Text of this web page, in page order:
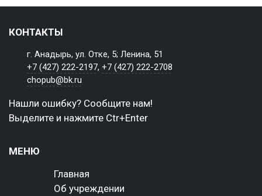
КОНТАКТЫ
г. Анадырь, ул. Отке, 5; Ленина, 51
+7 (427) 222-2197,+7 (427) 222-2708
chopub@bk.ru
Нашли ошибку? Сообщите нам!
Выделите и нажмите Ctr+Enter
МЕНЮ
Главная
Об учреждении